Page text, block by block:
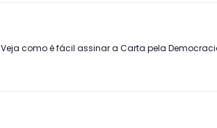
Veja como é fácil assinar a Carta pela